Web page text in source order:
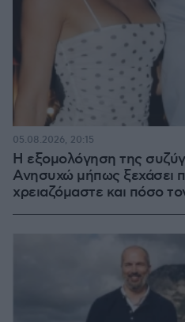
Η εξομολόγηση της
Ανησυχώ μήπως ξεχάσει
χρειαζόμαστε και πόσο
05.08.2026, 20:15